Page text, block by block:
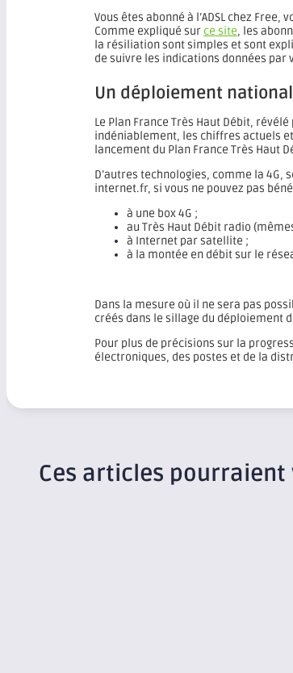
Vous êtes abonné à l’ADSL chez
Comme expliqué sur ce site, les
la résiliation sont simples et sont
de suivre les indications données
Un déploiement
Le Plan France Très Haut Débit,
indéniablement, les chiffres actuels
lancement du Plan France Très Haut
D’autres technologies, comme la
internet.fr, si vous ne pouvez pas
à une box 4G ;
au Très Haut Débit radio
à Internet par satellite ;
à la montée en débit sur le
Dans la mesure où il ne sera pas
créés dans le sillage du déploiement
Pour plus de précisions sur la
électroniques, des postes et de la
Ces articles pourraient